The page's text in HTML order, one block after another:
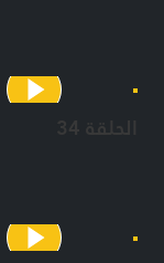
مهدي غدّار
منذر الزين
مهدي غدّار
الحلقة 34